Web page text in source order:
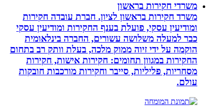
משרדי חקירות בראשון
משרד חקירות בראשון לציון. חברת עובדה חקירות
ומודיעין עסקי, פועלת בענף החקירות ומודיעין עסקי
כבר למעלה משלושה עשורים, החברה בינלאומית
הוקמה על ידי זיוה ממוק מלכה, בעלת וותק רב בתחום
החקירות במגוון תחומים: חקירות אישות, חקירות
מסחריות, פליליות, סייבר וחקירות מורכבות חובקות
עולם.